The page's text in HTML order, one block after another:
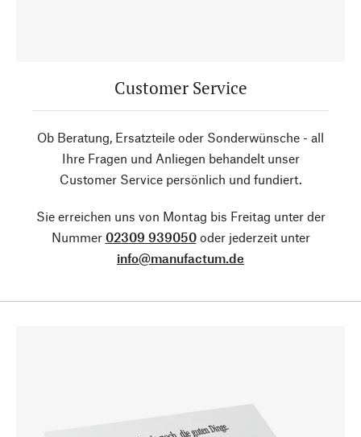
Customer Service
Ob Beratung, Ersatzteile oder Sonderwünsche - all
Ihre Fragen und Anliegen behandelt unser
Customer Service persönlich und fundiert.
Sie erreichen uns von Montag bis Freitag unter der
Nummer 02309 939050oder jederzeit unter
info@manufactum.de